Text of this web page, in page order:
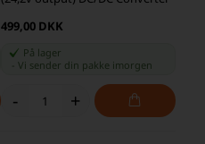
499,00 DKK
På lager
Vi sender din pakke imorgen
- +